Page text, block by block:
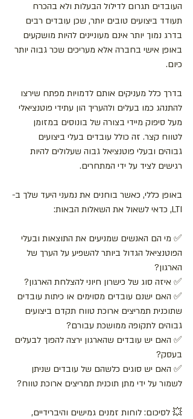
העובדים תגרום לדילול הבעלות ולא בהכרח
תעודד ביצועים טובים יותר, שכן עובדים רבים
בדרג נמוך יותר אינם מעוניינים להיות מושקעים
באופן אישי בחברה אלא מעריכים שכר גבוה יותר
כיום.
בדרך כלל מעניקים אותם לדמויות מפתח שירצו
להתנהג כמו בעלים ולהעריך הון עתידי פוטנציאלי
מעל סיפוק מיידי בצורה של בונוסים במזומן
לטווח קצר. זה כולל עובדים בעלי ביצועים
גבוהים ובעלי פוטנציאל גבוה שעלולים להיות
רגישים לציד על ידי המתחרים.
באופן כללי, כאשר בוחנים את נמעני היעד שלך ב-
LTI, כדאי לשאול את השאלות הבאות:
✅ מי הם האנשים שמניעים את התוצאות ובעלי
הפוטנציאל הגדול ביותר להשפיע על הערך של
הארגון?
✅ איזה סוג של כישרון חיוני להצלחת הארגון?
✅ האם ישנם עובדים מסוימים או כיתות עובדים
שתוכנית תמריצים ארוכת טווח תקדם ביצועים
גבוהים לתקופה ממושכת עבורם?
✅ האם יש עובדים שהארגון ירצה להפוך לבעלים
בעסק?
✅ האם יש סוגים כלשהם של עובדים שניתן
לשמור על ידי מתן תוכנית תמריצים ארוכת טווח?
💥 לסיכום: לוחות זמנים גמישים והיברידיים,